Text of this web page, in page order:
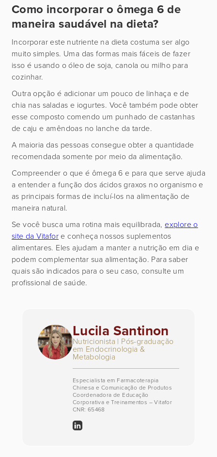
Como incorporar o ômega 6 de
maneira saudável na dieta?
Incorporar este nutriente na dieta costuma ser algo
muito simples. Uma das formas mais fáceis de fazer
isso é usando o óleo de soja, canola ou milho para
cozinhar.
Outra opção é adicionar um pouco de linhaça e de
chia nas saladas e iogurtes. Você também pode obter
esse composto comendo um punhado de castanhas
de caju e amêndoas no lanche da tarde.
A maioria das pessoas consegue obter a quantidade
recomendada somente por meio da alimentação.
Compreender o que é ômega 6 e para que serve ajuda
a entender a função dos ácidos graxos no organismo e
as principais formas de incluí-los na alimentação de
maneira natural.
Se você busca uma rotina mais equilibrada,explore o
site da Vitafor e conheça nossos suplementos
alimentares. Eles ajudam a manter a nutrição em dia e
podem complementar sua alimentação. Para saber
quais são indicados para o seu caso, consulte um
profissional de saúde.
Lucila Santinon
Nutricionista | Pós-graduação
em Endocrinologia &
Metabologia
Especialista em Farmacoterapia
Chinesa e Comunicação de Produtos
Coordenadora de Educação
Corporativa e Treinamentos – Vitafor
CNR: 65468